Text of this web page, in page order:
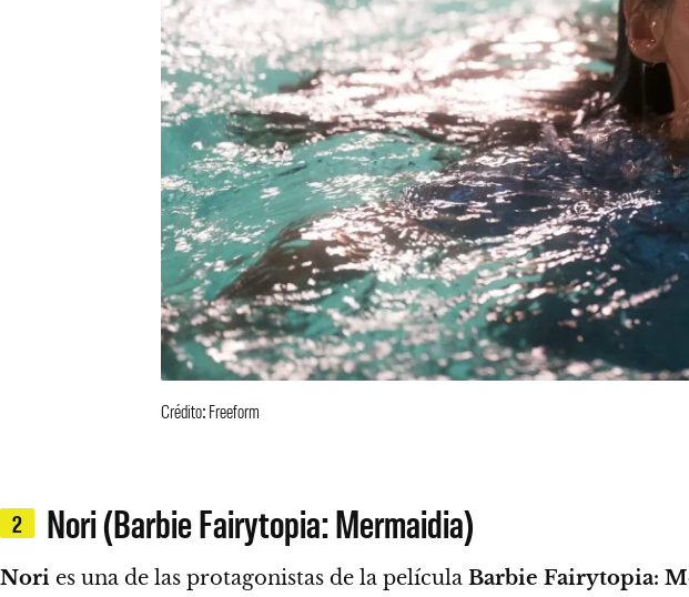
Crédito: Freeform
2 Nori (Barbie Fairytopia: Mermaidia)
Nori es una de las protagonistas de la película Barbie Fairytopia: